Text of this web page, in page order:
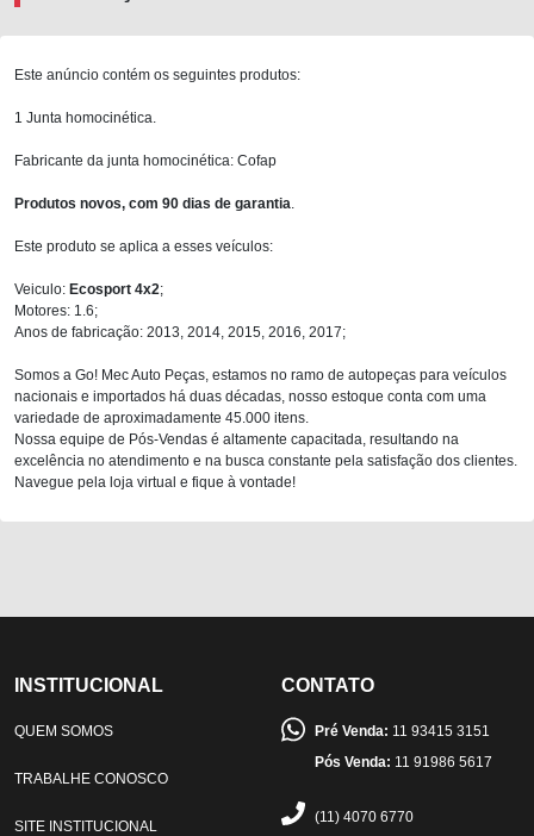
Este anúncio contém os seguintes produtos:
1 Junta homocinética.
Fabricante da junta homocinética: Cofap
Produtos novos, com 90 dias de garantia
Este produto se aplica a esses veículos:
Veiculo: Ecosport 4x2;
Motores: 1.6;
Anos de fabricação: 2013, 2014, 2015, 2016, 2017;
Somos a Go! Mec Auto Peças, estamos no ramo de autopeças para veículos
nacionais e importados há duas décadas, nosso estoque conta com uma
variedade de aproximadamente 45.000 itens.
Nossa equipe de Pós-Vendas é altamente capacitada, resultando na
excelência no atendimento e na busca constante pela satisfação dos clientes.
Navegue pela loja virtual e fique à vontade!
INSTITUCIONAL
QUEM SOMOS
TRABALHE CONOSCO
SITE INSTITUCIONAL
CONTATO
Pré Venda: 11 93415 3151
Pós Venda: 11 91986 5617
(11) 4070 6770